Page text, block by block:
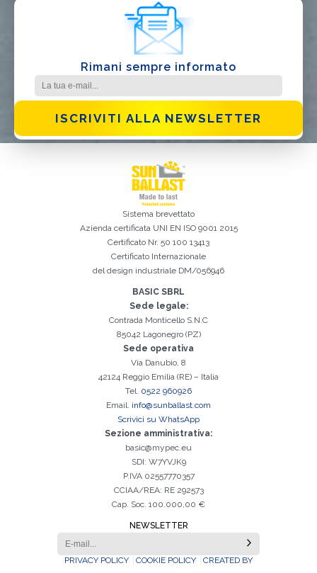
Rimani sempre informato
ISCRIVITI ALLA NEWSLETTER
Iscrizione effettuata con successo. Verificare la propria casella e-
mail per procedere all'attivazione
Sistema brevettato
Azienda certificata UNI EN ISO 9001 2015
Certificato Nr. 50 100 13413
Certificato Internazionale
del design industriale DM/056946
BASIC SBRL
Sede legale:
Contrada Monticello S.N.C
85042 Lagonegro (PZ)
Sede operativa
Via Danubio, 8
42124 Reggio Emilia (RE) – Italia
Tel. 0522 960926
Email. info@sunballast.com
Scrivici su WhatsApp
Sezione amministrativa:
basic@mypec.eu
SDI: W7YVJK9
P.IVA 02557770357
CCIAA/REA: RE 292573
Cap. Soc. 100.000,00 €
NEWSLETTER
PRIVACY POLICY COOKIE POLICY CREATED BY